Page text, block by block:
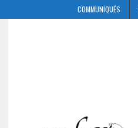
COMMUNIQUÉS